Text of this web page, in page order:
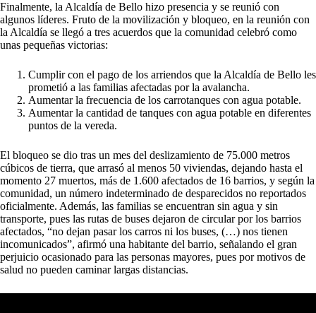
Finalmente, la Alcaldía de Bello hizo presencia y se reunió con
algunos líderes. Fruto de la movilización y bloqueo, en la reunión con
la Alcaldía se llegó a tres acuerdos que la comunidad celebró como
unas pequeñas victorias:
Cumplir con el pago de los arriendos que la Alcaldía de Bello les
prometió a las familias afectadas por la avalancha.
Aumentar la frecuencia de los carrotanques con agua potable.
Aumentar la cantidad de tanques con agua potable en diferentes
puntos de la vereda.
El bloqueo se dio tras un mes del deslizamiento de 75.000 metros
cúbicos de tierra, que arrasó al menos 50 viviendas, dejando hasta el
momento 27 muertos, más de 1.600 afectados de 16 barrios, y según la
comunidad, un número indeterminado de desparecidos no reportados
oficialmente. Además, las familias se encuentran sin agua y sin
transporte, pues las rutas de buses dejaron de circular por los barrios
afectados, “no dejan pasar los carros ni los buses, (…) nos tienen
incomunicados”, afirmó una habitante del barrio, señalando el gran
perjuicio ocasionado para las personas mayores, pues por motivos de
salud no pueden caminar largas distancias.